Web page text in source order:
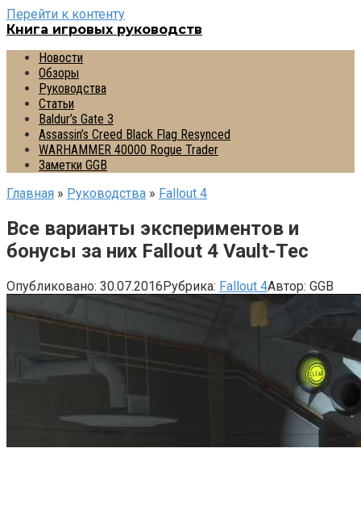
Перейти к контенту
Книга игровых руководств
Новости
Обзоры
Руководства
Статьи
Baldur’s Gate 3
Assassin’s Creed Black Flag Resynced
WARHAMMER 40000 Rogue Trader
Заметки GGB
Главная » Руководства » Fallout 4
Все варианты экспериментов и
бонусы за них Fallout 4 Vault-Tec
Опубликовано: 30.07.2016Рубрика: Fallout 4Автор: GGB